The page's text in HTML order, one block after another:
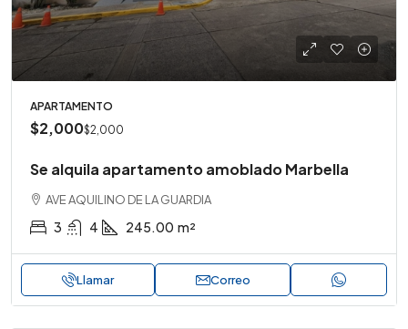
APARTAMENTO
$2,000$2,000
Se alquila apartamento amoblado Marbella
AVE AQUILINO DE LA GUARDIA
3 4 245.00 m²
Llamar Correo